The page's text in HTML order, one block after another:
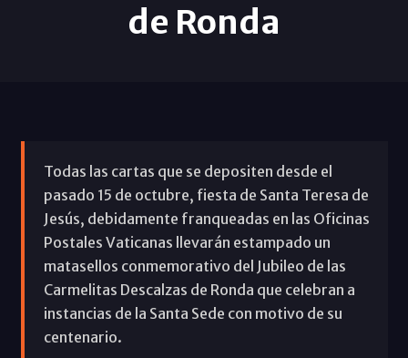
de Ronda
Todas las cartas que se depositen desde el
pasado 15 de octubre, fiesta de Santa Teresa de
Jesús, debidamente franqueadas en las Oficinas
Postales Vaticanas llevarán estampado un
matasellos conmemorativo del Jubileo de las
Carmelitas Descalzas de Ronda que celebran a
instancias de la Santa Sede con motivo de su
centenario.